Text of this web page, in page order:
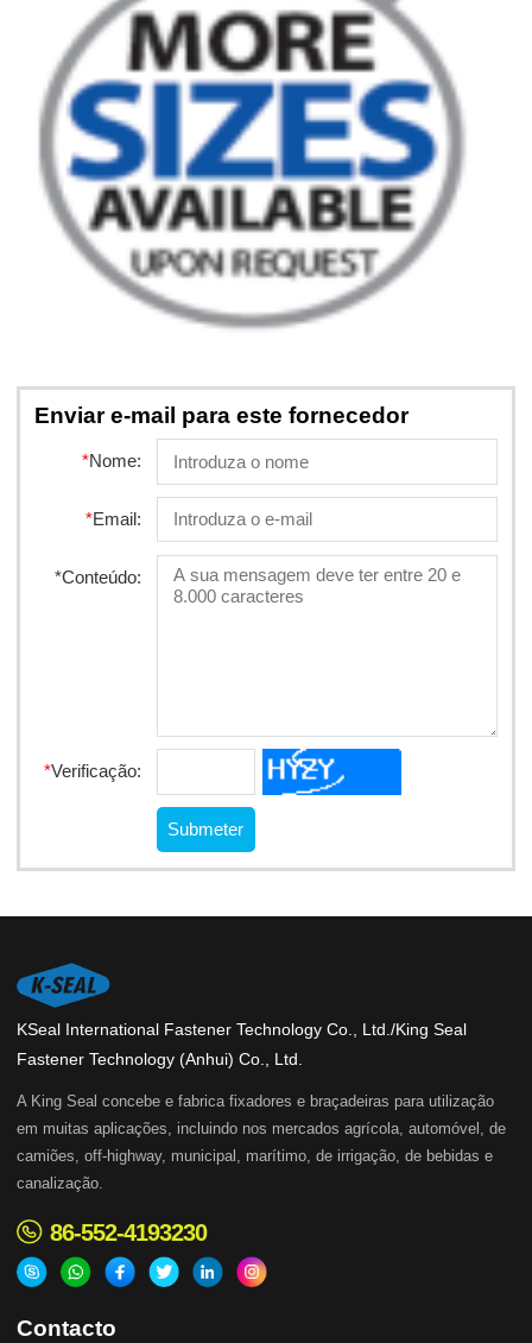
Enviar e-mail para este fornecedor
*Nome:
*Email:
*Conteúdo:
*Verificação:
KSeal International Fastener Technology Co., Ltd./King Seal
Fastener Technology (Anhui) Co., Ltd.
A King Seal concebe e fabrica fixadores e braçadeiras para utilização
em muitas aplicações, incluindo nos mercados agrícola, automóvel, de
camiões, off-highway, municipal, marítimo, de irrigação, de bebidas e
canalização.
86-552-4193230
Contacto